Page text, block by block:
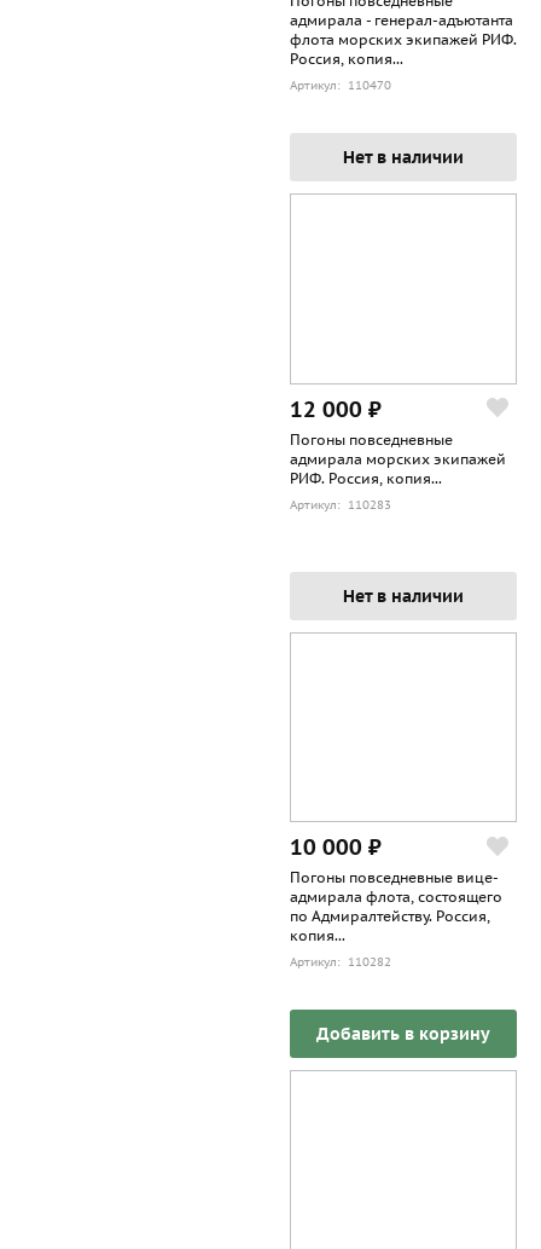
адмирала - генерал-адъютанта
флота морских экипажей РИФ.
Россия, копия...
Артикул: 110470
Нет в наличии
12 000 ₽
Погоны повседневные
адмирала морских экипажей
РИФ. Россия, копия...
Артикул: 110283
Нет в наличии
10 000 ₽
Погоны повседневные вице-
адмирала флота, состоящего
по Адмиралтейству. Россия,
копия...
Артикул: 110282
Добавить в корзину